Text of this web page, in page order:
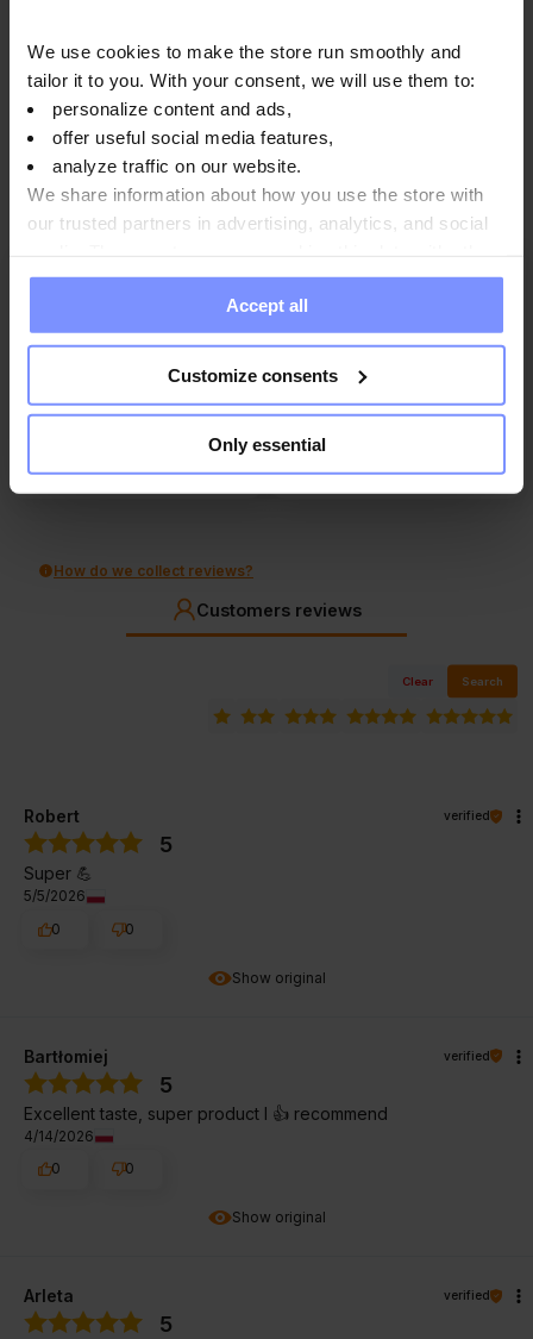
We use cookies to make the store run smoothly and
tailor it to you. With your consent, we will use them to:
personalize content and ads,
offer useful social media features,
analyze traffic on our website.
We share information about how you use the store with
our trusted partners in advertising, analytics, and social
information you have provided to them or that they have
collected when you use their services. Do you agree?
Accept all
Customize consents
Only essential
Otázky a odpovede
5.0
customer's reviews
collected and verified by
4 3%
3
2 0%
1
How do we collect reviews?
Customers reviews
Clear Search
Show original
Robert verified
5
Super 💪
5/5/2026
0
0
Show original
Bartłomiej verified
5
Excellent taste, super product I 👍 recommend
4/14/2026
0
0
Arleta verified
5